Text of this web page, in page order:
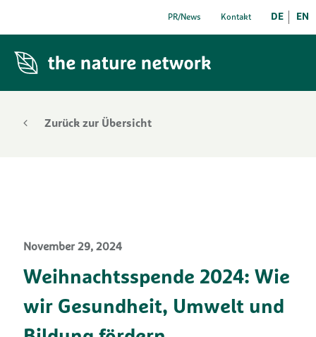
PR/News Kontakt DE EN
Zurück zur Übersicht
November 29, 2024
Weihnachtsspende 2024: Wie
wir Gesundheit, Umwelt und